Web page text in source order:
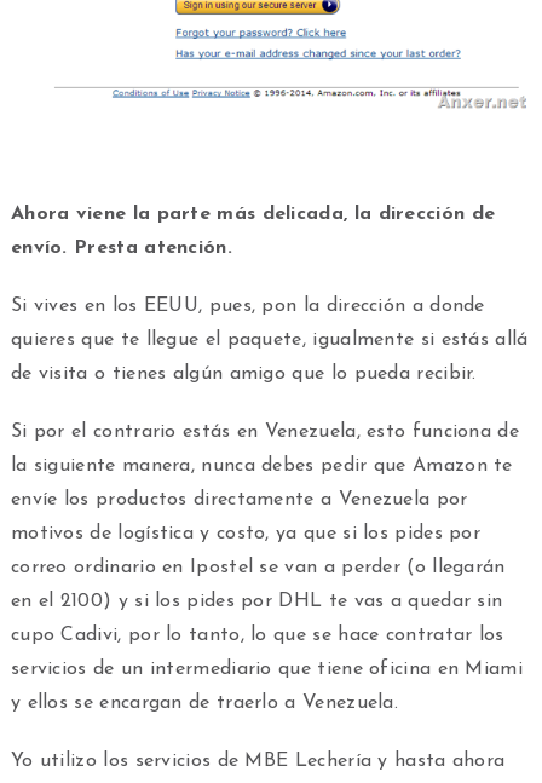
Ahora viene la parte más delicada, la dirección de
envío. Presta atención.
Si vives en los EEUU, pues, pon la dirección a donde
quieres que te llegue el paquete, igualmente si estás allá
de visita o tienes algún amigo que lo pueda recibir.
Si por el contrario estás en Venezuela, esto funciona de
la siguiente manera, nunca debes pedir que Amazon te
envíe los productos directamente a Venezuela por
motivos de logística y costo, ya que si los pides por
correo ordinario en Ipostel se van a perder (o llegarán
en el 2100) y si los pides por DHL te vas a quedar sin
cupo Cadivi, por lo tanto, lo que se hace contratar los
servicios de un intermediario que tiene oficina en Miami
y ellos se encargan de traerlo a Venezuela.
Yo utilizo los servicios de MBE Lechería y hasta ahora